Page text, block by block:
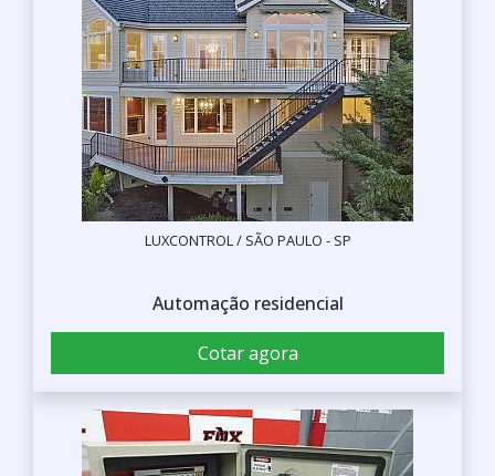
LUXCONTROL / SÃO PAULO - SP
Automação residencial
Cotar agora